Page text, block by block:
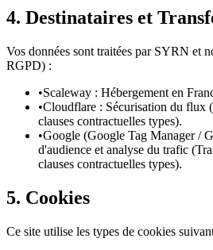
4. Destinataires et
Vos données sont traitées par SYRN et
RGPD) :
•Scaleway : Hébergement en
•Cloudflare : Sécurisation du flux
clauses contractuelles types).
•Google (Google Tag Manager /
d'audience et analyse du trafic
clauses contractuelles types).
5. Cookies
Ce site utilise les types de cookies